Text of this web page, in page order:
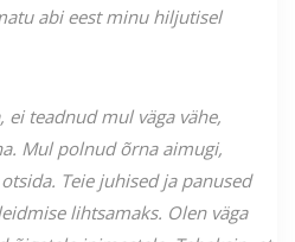
abi eest minu hiljutisel
teadnud mul väga vähe,
Mul polnud õrna aimugi,
Teie juhised ja panused
lihtsamaks. Olen väga